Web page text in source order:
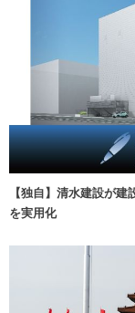
【独自】清水建設が
を実用化